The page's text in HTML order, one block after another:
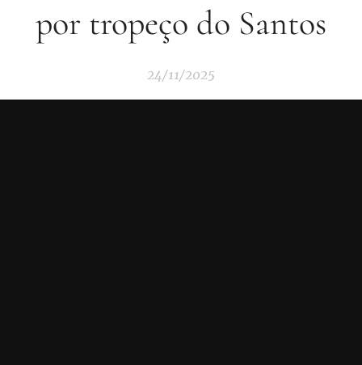
por tropeço do Santos
24/11/2025